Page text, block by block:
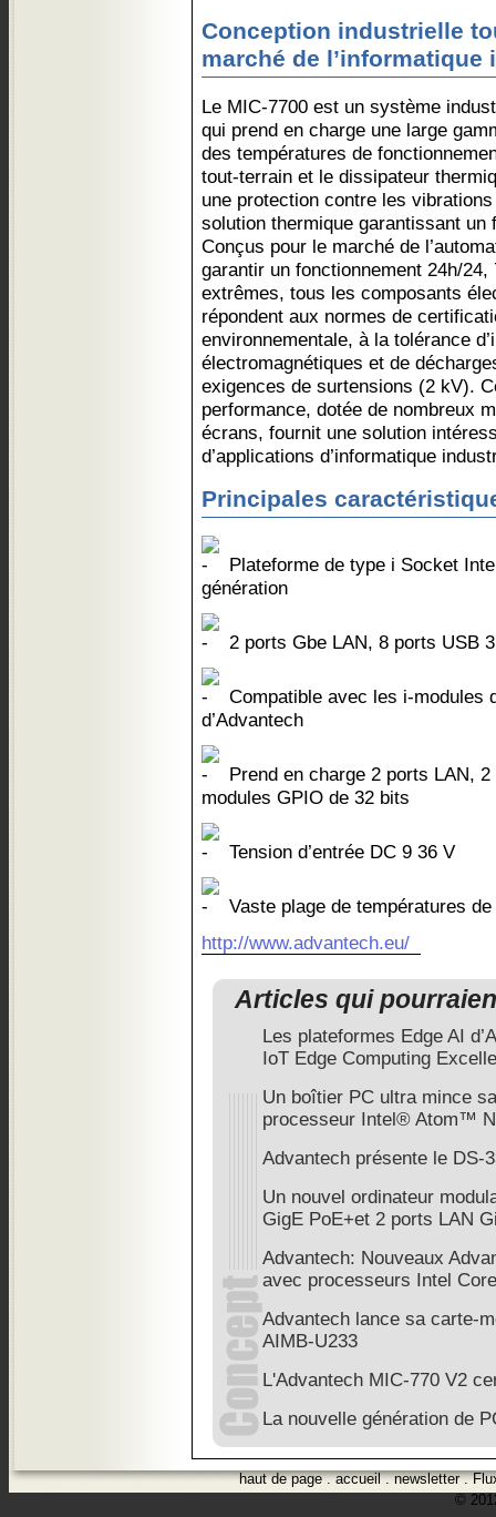
Conception industrielle
marché de l’informatique
Le MIC-7700 est un système
qui prend en charge une large
des températures de
tout-terrain et le dissipateur
une protection contre les
solution thermique garantissant un
Conçus pour le marché de
garantir un fonctionnement 24h/
extrêmes, tous les composants
répondent aux normes de
environnementale, à la tolérance
électromagnétiques et de
exigences de surtensions (2 kV).
performance, dotée de nombreux
écrans, fournit une solution
d’applications d’informatique
Principales
Plateforme de type i Socket
génération
2 ports Gbe LAN, 8 ports USB
Compatible avec les i-modules
d’Advantech
Prend en charge 2 ports LAN,
modules GPIO de 32 bits
Tension d’entrée DC 9 36 V
Vaste plage de températures
http://www.advantech.eu/
Articles qui
Les plateformes Edge AI
IoT Edge Computing
Un boîtier PC ultra mince
processeur Intel® Atom™
Advantech présente le DS-
Un nouvel ordinateur
GigE PoE+et 2 ports LAN
Advantech: Nouveaux
avec processeurs Intel
Advantech lance sa carte-
AIMB-U233
L'Advantech MIC-770 V2
La nouvelle génération de
haut de page.accueil.newsletter.
©